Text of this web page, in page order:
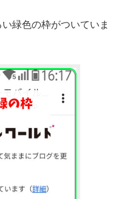
緑色の枠がついていま